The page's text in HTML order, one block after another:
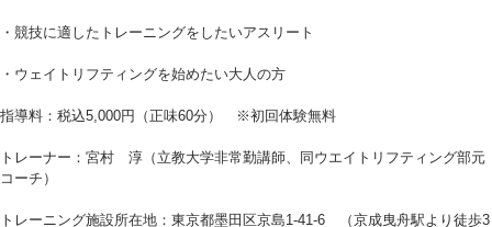
・競技に適したトレーニングをしたいアスリート
・ウェイトリフティングを始めたい大人の方
指導料：税込5,000円（正味60分） ※初回体験無料
トレーナー：宮村 淳（立教大学非常勤講師、同ウエイトリフティング部元
コーチ）
トレーニング施設所在地：東京都墨田区京島1-41-6 （京成曳舟駅より徒歩3